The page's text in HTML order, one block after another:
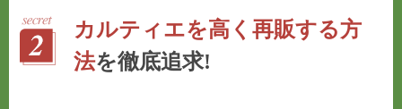
カルティエを高く再販する方
法を徹底追求!